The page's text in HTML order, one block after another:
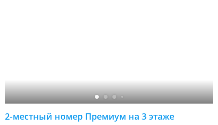
2-местный номер Премиум на 3 этаже